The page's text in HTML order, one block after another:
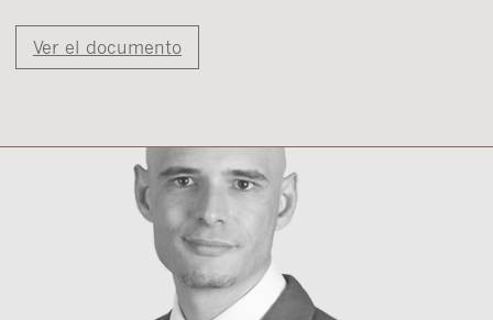
Ver el documento